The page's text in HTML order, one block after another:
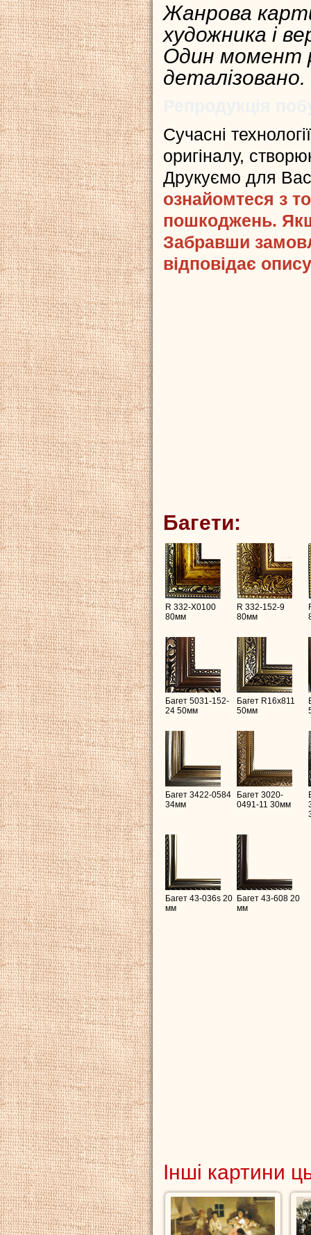
Жанрова
художника і
Один момент
деталізовано.
Сучасні
оригіналу,
Друкуємо для
ознайомтеся з
пошкоджень.
Забравши
відповідає
Багети:
R 332-X0100
80мм
R 332-152-9
80мм
Багет 5031-152-
24 50мм
Багет R16х811
50мм
Багет 3422-0584
34мм
Багет 3020-
0491-11 30мм
Багет 43-036s 20
мм
Багет 43-608 20
мм
Інші картини